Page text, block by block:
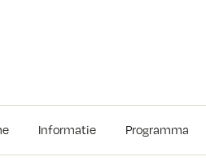
Informatie Programma